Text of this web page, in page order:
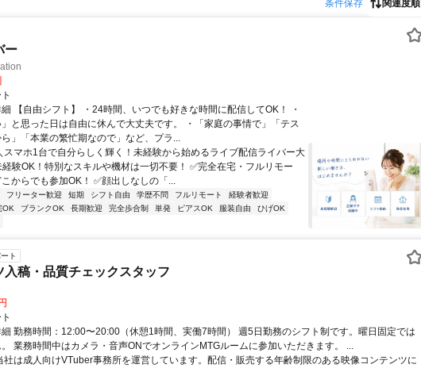
条件保存 関連度順
ー
【自由シフト】 ・24時間、いつでも好きな時間に配信してOK！ ・
」と思った日は自由に休んで大丈夫です。 ・「家庭の事情で」「テス
ら」「本業の繁忙期なので」など、プラ...
スマホ1台で自分らしく輝く！未経験から始めるライブ配信ライバー大
経験OK！特別なスキルや機材は一切不要！ ✅完全在宅・フルリモー
こからでも参加OK！ ✅顔出しなしの「...
フリーター歓迎 短期 シフト自由 学歴不問 フルリモート
経験者歓迎
OK ブランクOK 長期歓迎 完全歩合制 単発 ピアスOK 服装自由
ひげOK
ト
入稿・品質チェックスタッフ
勤務時間：12:00〜20:00（休憩1時間、実働7時間） 週5日勤務のシフト制です。曜日固定では
業務時間中はカメラ・音声ONでオンラインMTGルームに参加いただきます。 ...
社は成人向けVTuber事務所を運営しています。配信・販売する年齢制限のある映像コンテンツに